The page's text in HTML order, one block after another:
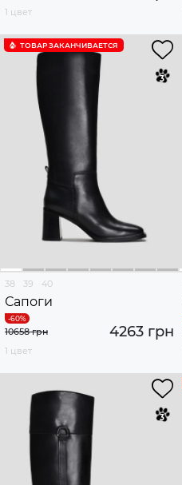
1 цвет
ТОВАР ЗАКАНЧИВАЕТСЯ
38 39 40
Сапоги
4263 грн
10658 грн
1 цвет